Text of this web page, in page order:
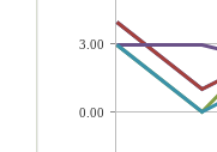
3.00
0.00